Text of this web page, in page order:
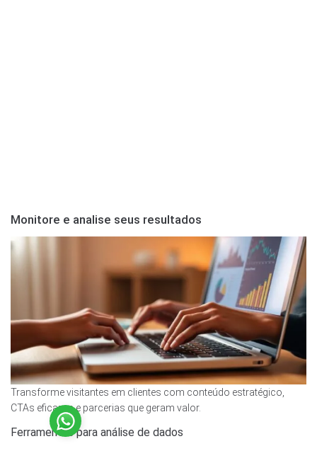
Monitore e analise seus resultados
Transforme visitantes em clientes com conteúdo estratégico,
CTAs eficazes e parcerias que geram valor.
Ferramentas para análise de dados